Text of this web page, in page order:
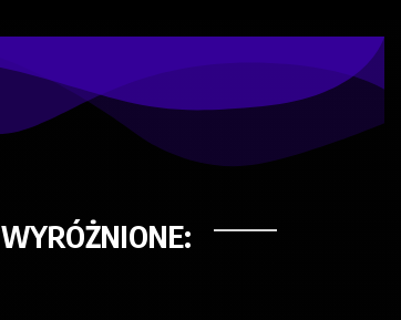
WYRÓŻNIONE: